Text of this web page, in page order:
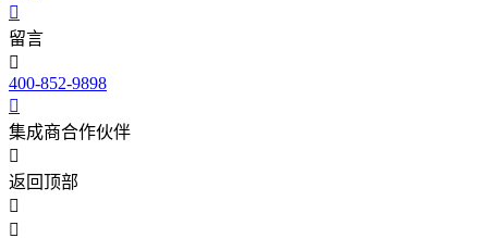
留言
400-852-9898
集成商合作伙伴
返回顶部